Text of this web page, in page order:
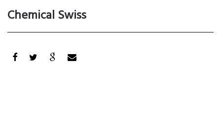
Bringsol
srl
soluzioni
ingegneria
Chemical Swiss